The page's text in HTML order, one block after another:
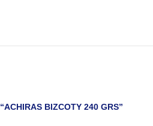
BIZCOTY 240 GRS”